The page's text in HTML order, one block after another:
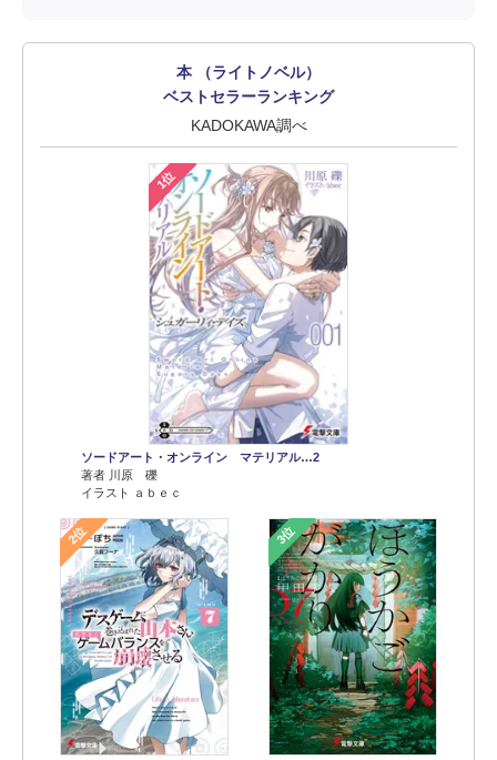
本 （ライトノベル）
ベストセラーランキング
KADOKAWA調べ
1位
ソードアート・オンライン マテリアル…2
著者 川原 礫
イラスト ａｂｅｃ
2位 3位